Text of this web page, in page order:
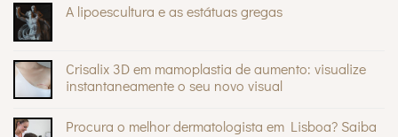
são
inofensivos
preocupar
em
Andreia
Braz
na
A lipoescultura e as estátuas gregas
A
lipoescultura
e
gregas
Crisalix 3D em mamoplastia de aumento: visualize
instantaneamente o seu novo visual
em
Procura o melhor dermatologista em Lisboa? Saiba